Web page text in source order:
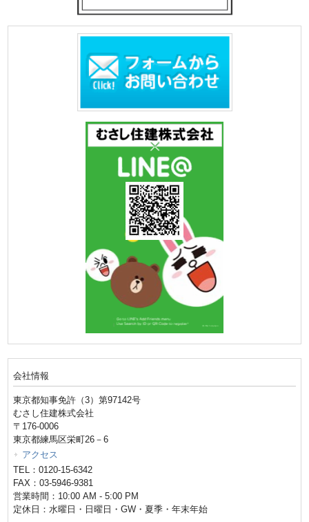
会社情報
東京都知事免許（3）第97142号
むさし住建株式会社
〒176-0006
東京都練馬区栄町26－6
アクセス
TEL：0120-15-6342
FAX：03-5946-9381
営業時間：10:00 AM - 5:00 PM
定休日：水曜日・日曜日・GW・夏季・年末年始